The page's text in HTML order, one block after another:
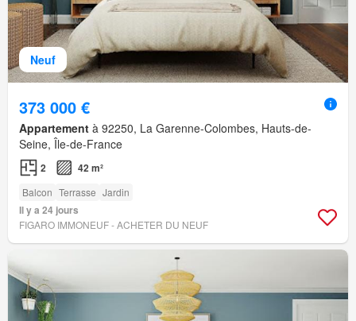
Neuf
373 000 €
Appartement à 92250, La Garenne-Colombes, Hauts-de-
Seine, Île-de-France
2 42 m²
Balcon Terrasse Jardin
Il y a 24 jours
FIGARO IMMONEUF - ACHETER DU NEUF